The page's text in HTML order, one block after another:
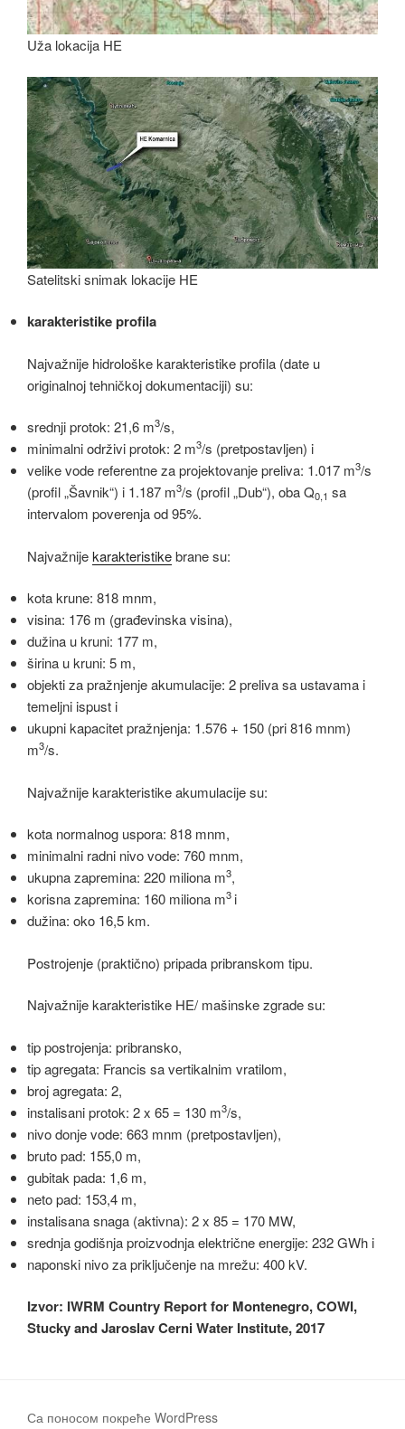
Uža lokacija HE
Satelitski snimak lokacije HE
karakteristikeprofila
Najvažnije hidrološke karakteristike profila (date u
originalnoj tehničkoj dokumentaciji) su:
srednji protok: 21,6 m3/s,
minimalni održivi protok: 2 m3/s (pretpostavljen) i
velike vode referentne za projektovanje preliva: 1.017 m3/s
(profil „Šavnik“) i 1.187 m3/s (profil „Dub“), oba Q0,1 sa
intervalom poverenja od 95%.
Najvažnijekarakteristikebrane su:
kota krune: 818 mnm,
visina: 176 m (građevinska visina),
dužina u kruni: 177 m,
širina u kruni: 5 m,
objekti za pražnjenje akumulacije: 2 preliva sa ustavama i
temeljni ispust i
ukupni kapacitet pražnjenja: 1.576 + 150 (pri 816 mnm)
m3/s.
Najvažnije karakteristike akumulacije su:
kota normalnog uspora: 818 mnm,
minimalni radni nivo vode: 760 mnm,
ukupna zapremina: 220 miliona m3,
korisna zapremina: 160 miliona m3 i
dužina: oko 16,5 km.
Postrojenje (praktično) pripada pribranskom tipu.
Najvažnije karakteristike HE/ mašinske zgrade su:
tip postrojenja: pribransko,
tip agregata: Francis sa vertikalnim vratilom,
broj agregata: 2,
instalisani protok: 2 x 65 = 130 m3/s,
nivo donje vode: 663 mnm (pretpostavljen),
bruto pad: 155,0 m,
gubitak pada: 1,6 m,
neto pad: 153,4 m,
instalisana snaga (aktivna): 2 x 85 = 170 MW,
srednja godišnja proizvodnja električne energije: 232 GWh i
naponski nivo za priključenje na mrežu: 400 kV.
Izvor: IWRM Country Report for Montenegro, COWI,
Stucky and Jaroslav Cerni Water Institute, 2017
Са поносом покреће WordPress